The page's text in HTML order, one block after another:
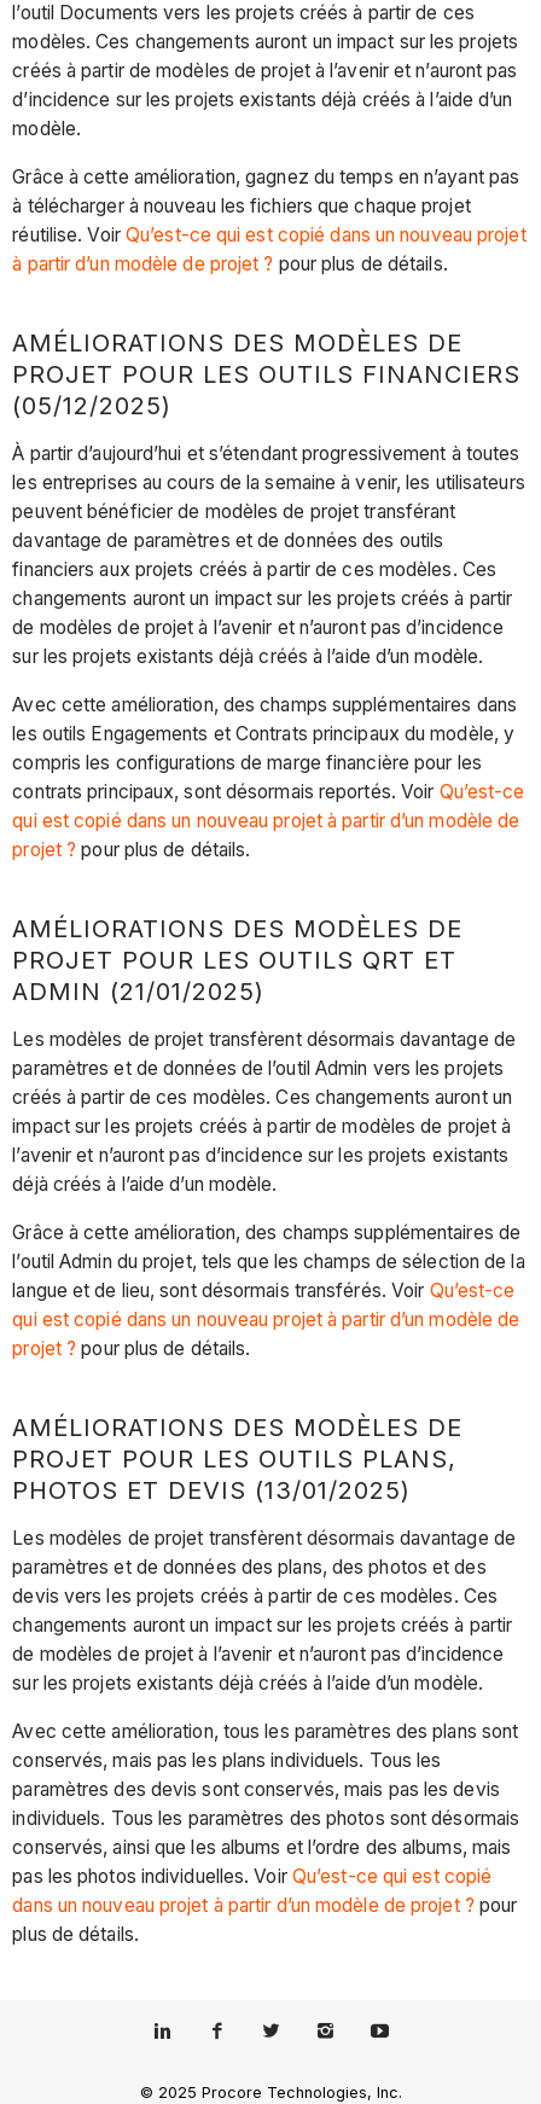
l’outil Documents vers les projets créés à partir de ces
modèles. Ces changements auront un impact sur les projets
créés à partir de modèles de projet à l’avenir et n’auront pas
d’incidence sur les projets existants déjà créés à l’aide d’un
modèle.
Grâce à cette amélioration, gagnez du temps en n’ayant pas
à télécharger à nouveau les fichiers que chaque projet
réutilise. Voir Qu’est-ce qui est copié dans un nouveau projet
à partir d’un modèle de projet ? pour plus de détails.
AMÉLIORATIONS DES MODÈLES DE
PROJET POUR LES OUTILS FINANCIERS
(05/12/2025)
À partir d’aujourd’hui et s’étendant progressivement à toutes
les entreprises au cours de la semaine à venir, les utilisateurs
peuvent bénéficier de modèles de projet transférant
davantage de paramètres et de données des outils
financiers aux projets créés à partir de ces modèles. Ces
changements auront un impact sur les projets créés à partir
de modèles de projet à l’avenir et n’auront pas d’incidence
sur les projets existants déjà créés à l’aide d’un modèle.
Avec cette amélioration, des champs supplémentaires dans
les outils Engagements et Contrats principaux du modèle, y
compris les configurations de marge financière pour les
contrats principaux, sont désormais reportés. Voir Qu’est-ce
qui est copié dans un nouveau projet à partir d’un modèle de
projet ? pour plus de détails.
AMÉLIORATIONS DES MODÈLES DE
PROJET POUR LES OUTILS QRT ET
ADMIN (21/01/2025)
Les modèles de projet transfèrent désormais davantage de
paramètres et de données de l’outil Admin vers les projets
créés à partir de ces modèles. Ces changements auront un
impact sur les projets créés à partir de modèles de projet à
l’avenir et n’auront pas d’incidence sur les projets existants
déjà créés à l’aide d’un modèle.
Grâce à cette amélioration, des champs supplémentaires de
l’outil Admin du projet, tels que les champs de sélection de la
langue et de lieu, sont désormais transférés. Voir Qu’est-ce
qui est copié dans un nouveau projet à partir d’un modèle de
projet ? pour plus de détails.
AMÉLIORATIONS DES MODÈLES DE
PROJET POUR LES OUTILS PLANS,
PHOTOS ET DEVIS (13/01/2025)
Les modèles de projet transfèrent désormais davantage de
paramètres et de données des plans, des photos et des
devis vers les projets créés à partir de ces modèles. Ces
changements auront un impact sur les projets créés à partir
de modèles de projet à l’avenir et n’auront pas d’incidence
sur les projets existants déjà créés à l’aide d’un modèle.
Avec cette amélioration, tous les paramètres des plans sont
conservés, mais pas les plans individuels. Tous les
paramètres des devis sont conservés, mais pas les devis
individuels. Tous les paramètres des photos sont désormais
conservés, ainsi que les albums et l’ordre des albums, mais
pas les photos individuelles. Voir Qu’est-ce qui est copié
dans un nouveau projet à partir d’un modèle de projet ? pour
plus de détails.
© 2025 Procore Technologies, Inc.